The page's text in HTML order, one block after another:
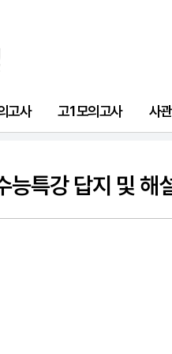
고사 고1 모의고사 사
특강 답지 및 해